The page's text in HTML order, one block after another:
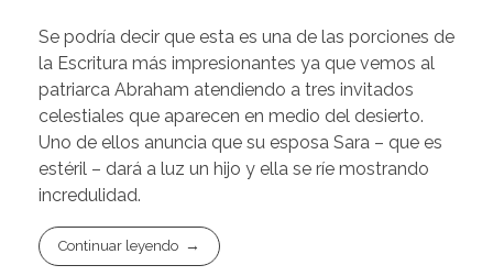
Se podría decir que esta es una de las porciones de
la Escritura más impresionantes ya que vemos al
patriarca Abraham atendiendo a tres invitados
celestiales que aparecen en medio del desierto.
Uno de ellos anuncia que su esposa Sara – que es
estéril – dará a luz un hijo y ella se ríe mostrando
incredulidad.
Continuar leyendo